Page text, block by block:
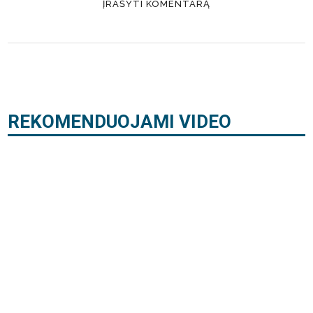
REKOMENDUOJAMI VIDEO